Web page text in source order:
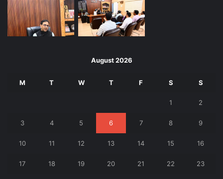
August 2026
M T W T F S S
1 2
3 4 5 6 7 8 9
10 11 12 13 14 15 16
17 18 19 20 21 22 23